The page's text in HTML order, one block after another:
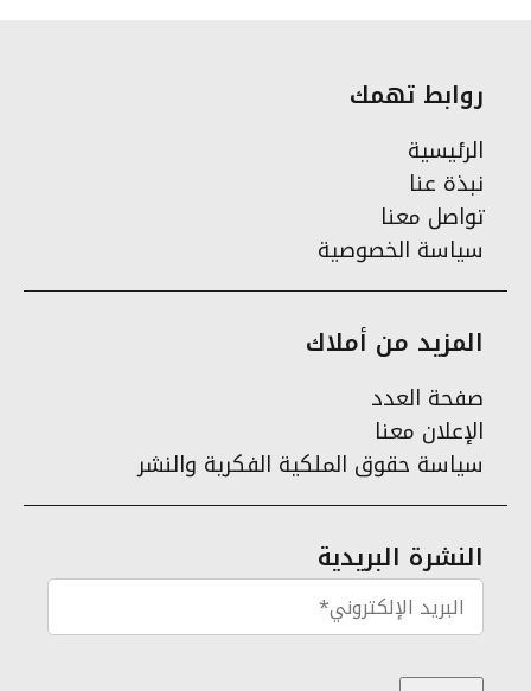
روابط تهمك
الرئيسية
نبذة عنا
تواصل معنا
سياسة الخصوصية
المزيد من أملاك
صفحة العدد
الإعلان معنا
سياسة حقوق الملكية الفكرية والنشر
النشرة البريدية